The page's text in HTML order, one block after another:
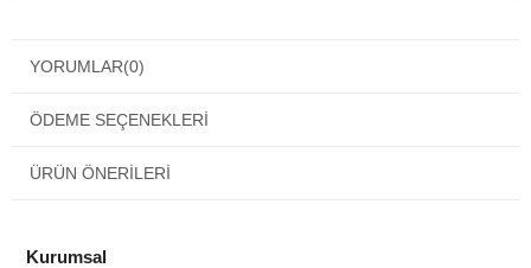
YORUMLAR(0)
ÖDEME SEÇENEKLERI
ÜRÜN ÖNERILERI
Kurumsal